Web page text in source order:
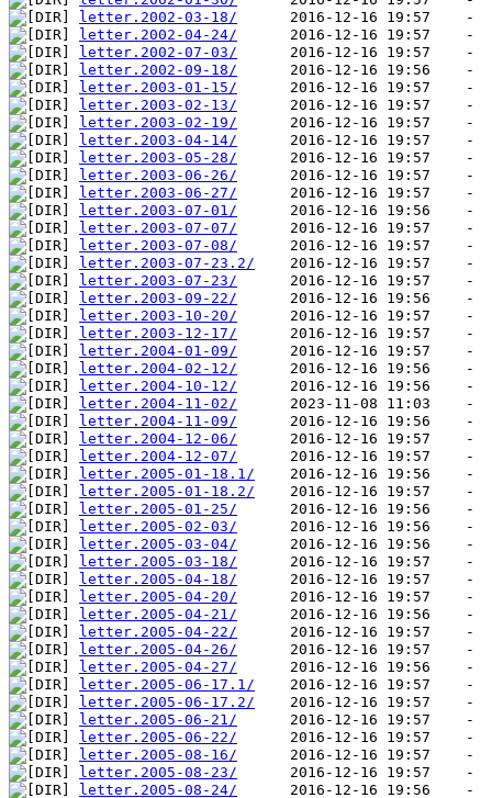
letter.2002-03-18/
letter.2002-04-24/
letter.2002-07-03/
letter.2002-09-18/
letter.2003-01-15/
letter.2003-02-13/
letter.2003-02-19/
letter.2003-04-14/
letter.2003-05-28/
letter.2003-06-26/
letter.2003-06-27/
letter.2003-07-01/
letter.2003-07-07/
letter.2003-07-08/
letter.2003-07-23.2/
letter.2003-07-23/
letter.2003-09-22/
letter.2003-10-20/
letter.2003-12-17/
letter.2004-01-09/
letter.2004-02-12/
letter.2004-10-12/
letter.2004-11-02/
letter.2004-11-09/
letter.2004-12-06/
letter.2004-12-07/
letter.2005-01-18.1/
letter.2005-01-18.2/
letter.2005-01-25/
letter.2005-02-03/
letter.2005-03-04/
letter.2005-03-18/
letter.2005-04-18/
letter.2005-04-20/
letter.2005-04-21/
letter.2005-04-22/
letter.2005-04-26/
letter.2005-04-27/
letter.2005-06-17.1/
letter.2005-06-17.2/
letter.2005-06-21/
letter.2005-06-22/
letter.2005-08-16/
letter.2005-08-23/
letter.2005-08-24/